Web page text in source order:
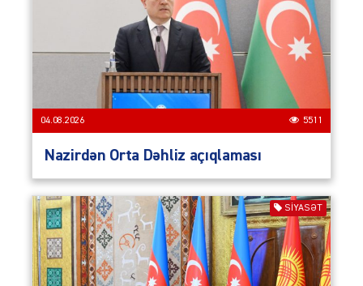
04.08.2026 5511
Nazirdən Orta Dəhliz açıqlaması
SIYASƏT